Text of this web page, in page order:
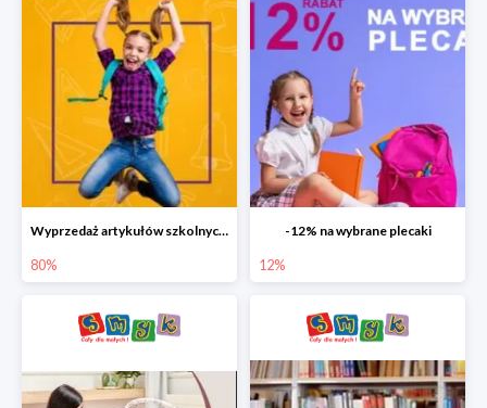
Wyprzedaż artykułów szkolnych w Smyku do -80%
80%
-12% na wybrane plecaki
12%